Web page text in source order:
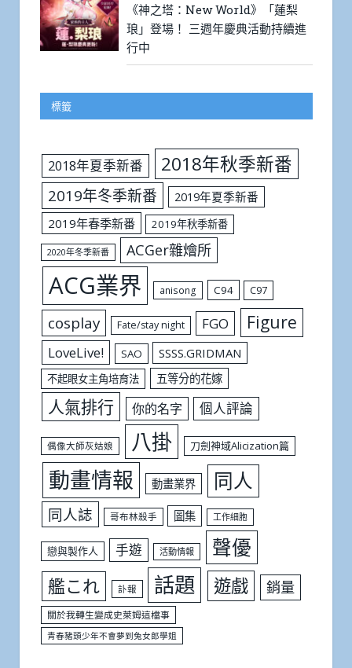
《神之塔：New World》「蓮梨
琅」登場！ 三週年慶典活動持續進
行中
標籤
2018年夏季新番 2018年秋季新番
2019年冬季新番
2019年夏季新番
2019年春季新番
2019年秋季新番
2020年冬季新番 ACGer雜燴所
ACG業界 anisong C94 C97
cosplay Fate/stay night FGO Figure
LoveLive! SAO SSSS.GRIDMAN
不起眼女主角培育法 五等分的花嫁
人氣排行 你的名字 個人評論
偶像大師灰姑娘 八掛 刀劍神域Alicization篇
動畫情報 動畫業界 同人
同人誌 哥布林殺手 圖集 工作細胞
戀與製作人 手遊 活動情報 聲優
艦これ 訃報 話題 遊戲 銷量
關於我轉生變成史萊姆這檔事
青春豬頭少年不會夢到兔女郎學姐